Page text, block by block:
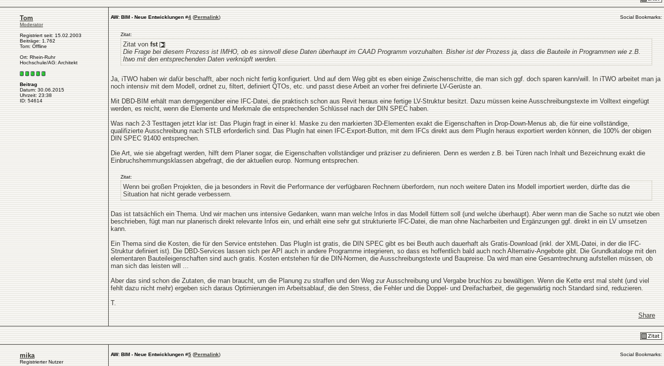
Tom
Moderator
Registriert seit: 15.02.2003
Beiträge: 1.762
Tom: Offline
Ort: Rhein-Ruhr
Hochschule/AG: Architekt
Beitrag
Datum: 30.06.2015
Uhrzeit: 23:38
ID: 54614
AW: BIM - Neue Entwicklungen #4 (Permalink) Social Bookmarks:
Zitat:
Zitat von fst
Die Frage bei diesem Prozess ist IMHO, ob es sinnvoll diese Daten überhaupt im CAAD Programm vorzuhalten. Bisher ist der Prozess ja, dass die Bauteile in Programmen wie z.B.
Itwo mit den entsprechenden Daten verknüpft werden.
Ja, iTWO haben wir dafür beschafft, aber noch nicht fertig konfiguriert. Und auf dem Weg gibt es eben einige Zwischenschritte, die man sich ggf. doch sparen kann/will. In iTWO arbeitet man ja
noch intensiv mit dem Modell, ordnet zu, filtert, definiert QTOs, etc. und passt diese Arbeit an vorher frei definierte LV-Gerüste an.
Mit DBD-BIM erhält man demgegenüber eine IFC-Datei, die praktisch schon aus Revit heraus eine fertige LV-Struktur besitzt. Dazu müssen keine Ausschreibungstexte im Volltext eingefügt
werden, es reicht, wenn die Elemente und Merkmale die entsprechenden Schlüssel nach der DIN SPEC haben.
Was nach 2-3 Testtagen jetzt klar ist: Das Plugin fragt in einer kl. Maske zu den markierten 3D-Elementen exakt die Eigenschaften in Drop-Down-Menus ab, die für eine vollständige,
qualifizierte Ausschreibung nach STLB erforderlich sind. Das PlugIn hat einen IFC-Export-Button, mit dem IFCs direkt aus dem PlugIn heraus exportiert werden können, die 100% der obigen
DIN SPEC 91400 entsprechen.
Die Art, wie sie abgefragt werden, hilft dem Planer sogar, die Eigenschaften vollständiger und präziser zu definieren. Denn es werden z.B. bei Türen nach Inhalt und Bezeichnung exakt die
Einbruchshemmungsklassen abgefragt, die der aktuellen europ. Normung entsprechen.
Zitat:
Wenn bei großen Projekten, die ja besonders in Revit die Performance der verfügbaren Rechnern überfordern, nun noch weitere Daten ins Modell importiert werden, dürfte das die
Situation hat nicht gerade verbessern.
Das ist tatsächlich ein Thema. Und wir machen uns intensive Gedanken, wann man welche Infos in das Modell füttern soll (und welche überhaupt). Aber wenn man die Sache so nutzt wie oben
beschrieben, fügt man nur planerisch direkt relevante Infos ein, und erhält eine sehr gut strukturierte IFC-Datei, die man ohne Nacharbeiten und Ergänzungen ggf. direkt in ein LV umsetzen
kann.
Ein Thema sind die Kosten, die für den Service entstehen. Das PlugIn ist gratis, die DIN SPEC gibt es bei Beuth auch dauerhaft als Gratis-Download (inkl. der XML-Datei, in der die IFC-
Struktur definiert ist). Die DBD-Services lassen sich per API auch in andere Programme integrieren, so dass es hoffentlich bald auch noch Alternativ-Angebote gibt. Die Grundkataloge mit den
elementaren Bauteileigenschaften sind auch gratis. Kosten entstehen für die DIN-Normen, die Ausschreibungstexte und Baupreise. Da wird man eine Gesamtrechnung aufstellen müssen, ob
man sich das leisten will ...
Aber das sind schon die Zutaten, die man braucht, um die Planung zu straffen und den Weg zur Ausschreibung und Vergabe bruchlos zu bewältigen. Wenn die Kette erst mal steht (und viel
fehlt dazu nicht mehr) ergeben sich daraus Optimierungen im Arbeitsablauf, die den Stress, die Fehler und die Doppel- und Dreifacharbeit, die gegenwärtig noch Standard sind, reduzieren.
T.
Share
mika
Registrierter Nutzer
AW: BIM - Neue Entwicklungen #5 (Permalink) Social Bookmarks: